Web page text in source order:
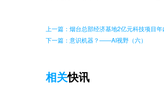
上一篇：烟台总部经济基地2亿元科技项目
下一篇：意识机器？——AI视野（六）
相关快讯